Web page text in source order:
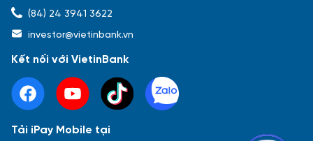
(84) 24 3941 3622
investor@vietinbank.vn
Kết nối với VietinBank
Tải iPay Mobile tại